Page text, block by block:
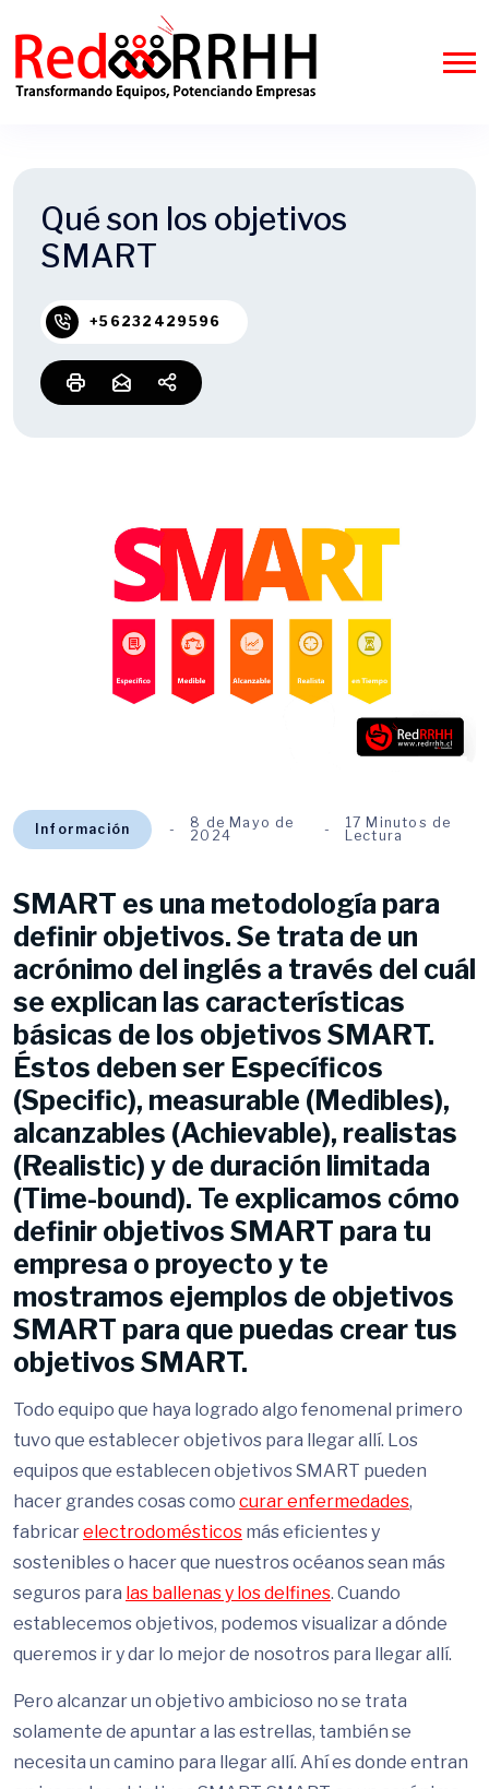
Qué son los objetivos
SMART
+56232429596
Información
8 de Mayo de
2024
17 Minutos de
Lectura
SMART es una metodología para
definir objetivos. Se trata de un
acrónimo del inglés a través del cuál
se explican las características
básicas de los objetivos SMART.
Éstos deben ser Específicos
(Specific), measurable (Medibles),
alcanzables (Achievable), realistas
(Realistic) y de duración limitada
(Time-bound). Te explicamos cómo
definir objetivos SMART para tu
empresa o proyecto y te
mostramos ejemplos de objetivos
SMART para que puedas crear tus
objetivos SMART.
Todo equipo que haya logrado algo fenomenal primero
tuvo que establecer objetivos para llegar allí. Los
equipos que establecen objetivos SMART pueden
hacer grandes cosas como curar enfermedades,
fabricarelectrodomésticos más eficientes y
sostenibles o hacer que nuestros océanos sean más
seguros para las ballenas y los delfines. Cuando
establecemos objetivos, podemos visualizar a dónde
queremos ir y dar lo mejor de nosotros para llegar allí.
Pero alcanzar un objetivo ambicioso no se trata
solamente de apuntar a las estrellas, también se
necesita un camino para llegar allí. Ahí es donde entran